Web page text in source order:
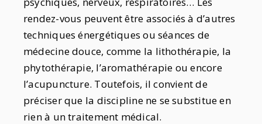
rendez-vous peuvent être associés à d’autres
techniques énergétiques ou séances de
médecine douce, comme la lithothérapie, la
phytothérapie, l’aromathérapie ou encore
l’acupuncture. Toutefois, il convient de
préciser que la discipline ne se substitue en
rien à un traitement médical.